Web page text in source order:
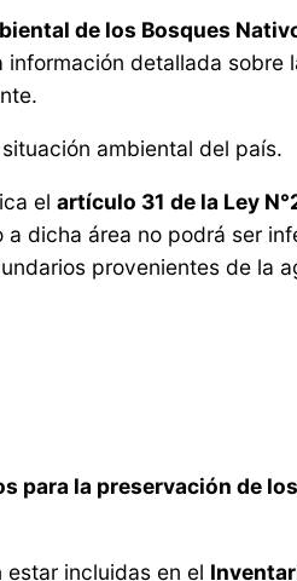
de los Bosques
información detallada sobre
ambiental del país.
el artículo 31 de la Ley
dicha área no podrá ser
provenientes de la
para la preservación de
incluidas en el